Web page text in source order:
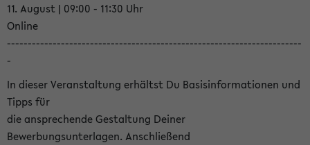
11. August | 09:00 - 11:30 Uhr
Online
-----------------------------------------------------------------------
-
In dieser Veranstaltung erhältst Du Basisinformationen und
Tipps für
die ansprechende Gestaltung Deiner
Bewerbungsunterlagen. Anschließend